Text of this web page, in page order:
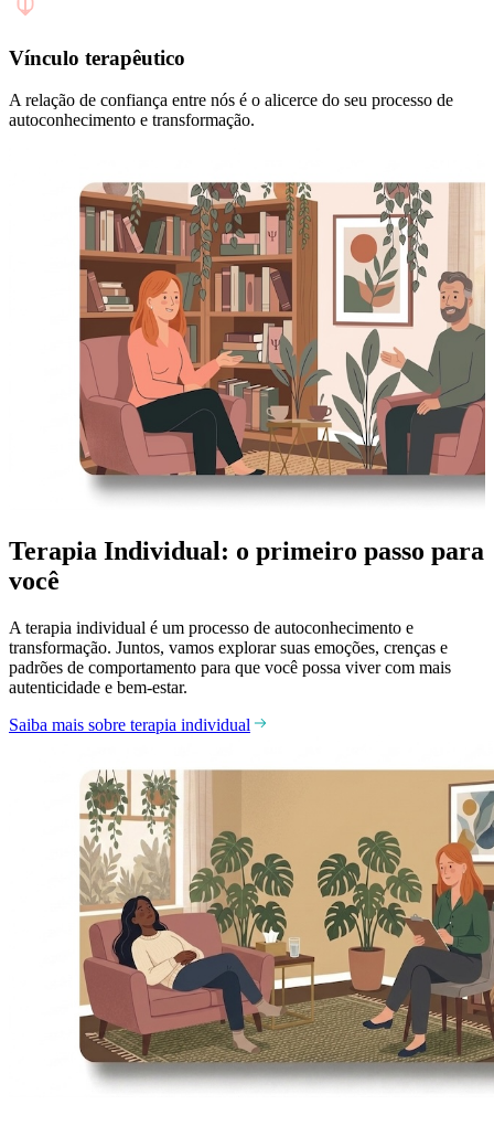
Vínculo terapêutico
A relação de confiança entre nós é o alicerce do seu processo de
autoconhecimento e transformação.
Terapia Individual: o primeiro passo para
você
A terapia individual é um processo de autoconhecimento e
transformação. Juntos, vamos explorar suas emoções, crenças e
padrões de comportamento para que você possa viver com mais
autenticidade e bem-estar.
Saiba mais sobre terapia individual